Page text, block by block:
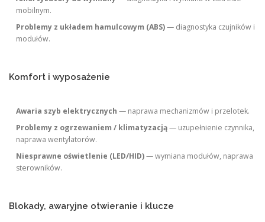
mobilnym.
Problemy z układem hamulcowym (ABS)— diagnostyka czujników i
modułów.
Komfort i wyposażenie
Awaria szyb elektrycznych — naprawa mechanizmów i przelotek.
Problemy z ogrzewaniem / klimatyzacją— uzupełnienie czynnika,
naprawa wentylatorów.
Niesprawne oświetlenie (LED/HID)— wymiana modułów, naprawa
sterowników.
Blokady, awaryjne otwieranie i klucze